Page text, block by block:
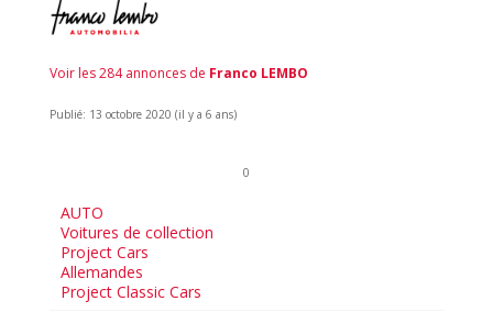
Voir les 284 annonces de Franco LEMBO
Publié: 13 octobre 2020 (il y a 6 ans)
0
AUTO
Voitures de collection
Project Cars
Allemandes
Project Classic Cars